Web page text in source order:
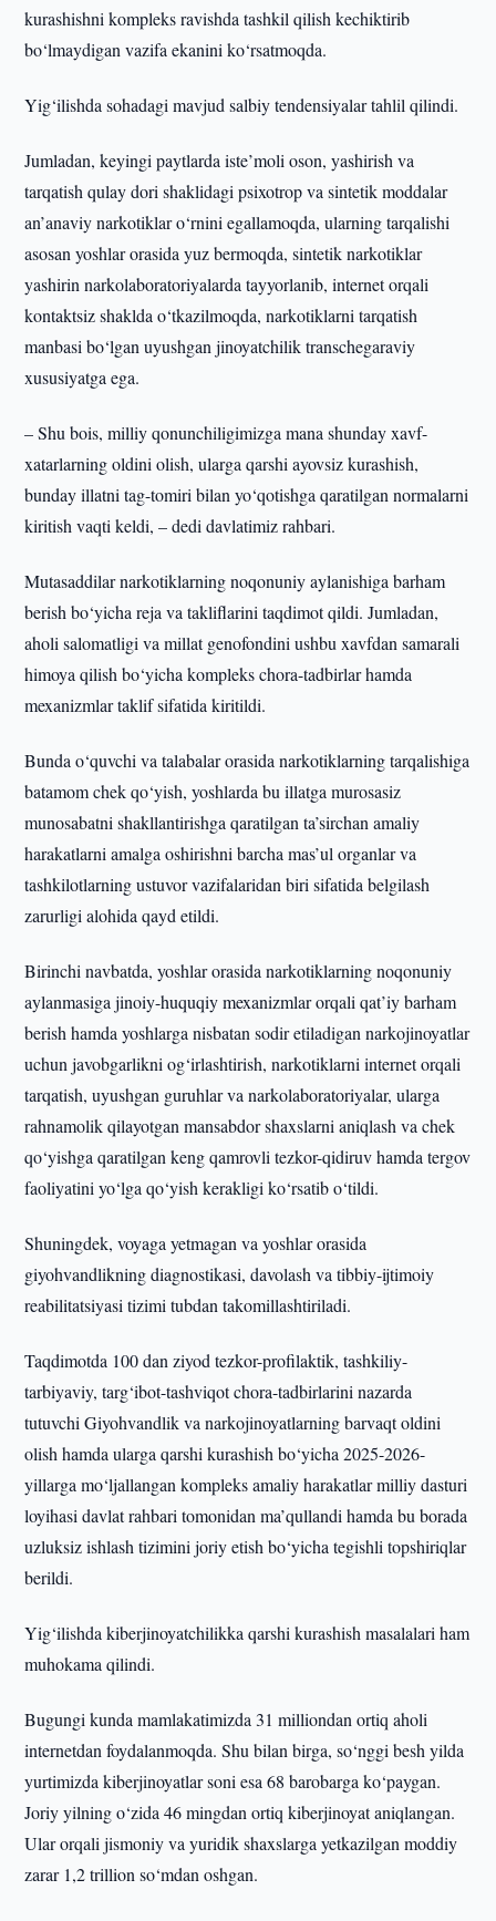
kurashishni kompleks ravishda tashkil qilish kechiktirib
bo‘lmaydigan vazifa ekanini ko‘rsatmoqda.
Yig‘ilishda sohadagi mavjud salbiy tendensiyalar tahlil qilindi.
Jumladan, keyingi paytlarda iste’moli oson, yashirish va
tarqatish qulay dori shaklidagi psixotrop va sintetik moddalar
an’anaviy narkotiklar o‘rnini egallamoqda, ularning tarqalishi
asosan yoshlar orasida yuz bermoqda, sintetik narkotiklar
yashirin narkolaboratoriyalarda tayyorlanib, internet orqali
kontaktsiz shaklda o‘tkazilmoqda, narkotiklarni tarqatish
manbasi bo‘lgan uyushgan jinoyatchilik transchegaraviy
xususiyatga ega.
– Shu bois, milliy qonunchiligimizga mana shunday xavf-
xatarlarning oldini olish, ularga qarshi ayovsiz kurashish,
bunday illatni tag-tomiri bilan yo‘qotishga qaratilgan normalarni
kiritish vaqti keldi, – dedi davlatimiz rahbari.
Mutasaddilar narkotiklarning noqonuniy aylanishiga barham
berish bo‘yicha reja va takliflarini taqdimot qildi. Jumladan,
aholi salomatligi va millat genofondini ushbu xavfdan samarali
himoya qilish bo‘yicha kompleks chora-tadbirlar hamda
mexanizmlar taklif sifatida kiritildi.
Bunda o‘quvchi va talabalar orasida narkotiklarning tarqalishiga
batamom chek qo‘yish, yoshlarda bu illatga murosasiz
munosabatni shakllantirishga qaratilgan ta’sirchan amaliy
harakatlarni amalga oshirishni barcha mas’ul organlar va
tashkilotlarning ustuvor vazifalaridan biri sifatida belgilash
zarurligi alohida qayd etildi.
Birinchi navbatda, yoshlar orasida narkotiklarning noqonuniy
aylanmasiga jinoiy-huquqiy mexanizmlar orqali qat’iy barham
berish hamda yoshlarga nisbatan sodir etiladigan narkojinoyatlar
uchun javobgarlikni og‘irlashtirish, narkotiklarni internet orqali
tarqatish, uyushgan guruhlar va narkolaboratoriyalar, ularga
rahnamolik qilayotgan mansabdor shaxslarni aniqlash va chek
qo‘yishga qaratilgan keng qamrovli tezkor-qidiruv hamda tergov
faoliyatini yo‘lga qo‘yish kerakligi ko‘rsatib o‘tildi.
Shuningdek, voyaga yetmagan va yoshlar orasida
giyohvandlikning diagnostikasi, davolash va tibbiy-ijtimoiy
reabilitatsiyasi tizimi tubdan takomillashtiriladi.
Taqdimotda 100 dan ziyod tezkor-profilaktik, tashkiliy-
tarbiyaviy, targ‘ibot-tashviqot chora-tadbirlarini nazarda
tutuvchi Giyohvandlik va narkojinoyatlarning barvaqt oldini
olish hamda ularga qarshi kurashish bo‘yicha 2025-2026-
yillarga mo‘ljallangan kompleks amaliy harakatlar milliy dasturi
loyihasi davlat rahbari tomonidan ma’qullandi hamda bu borada
uzluksiz ishlash tizimini joriy etish bo‘yicha tegishli topshiriqlar
berildi.
Yig‘ilishda kiberjinoyatchilikka qarshi kurashish masalalari ham
muhokama qilindi.
Bugungi kunda mamlakatimizda 31 milliondan ortiq aholi
internetdan foydalanmoqda. Shu bilan birga, so‘nggi besh yilda
yurtimizda kiberjinoyatlar soni esa 68 barobarga ko‘paygan.
Joriy yilning o‘zida 46 mingdan ortiq kiberjinoyat aniqlangan.
Ular orqali jismoniy va yuridik shaxslarga yetkazilgan moddiy
zarar 1,2 trillion so‘mdan oshgan.